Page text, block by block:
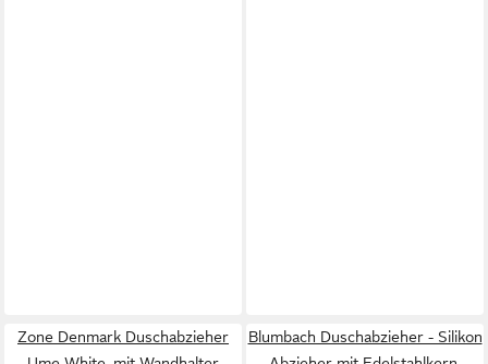
Zone Denmark Duschabzieher
Blumbach Duschabzieher - Silikon